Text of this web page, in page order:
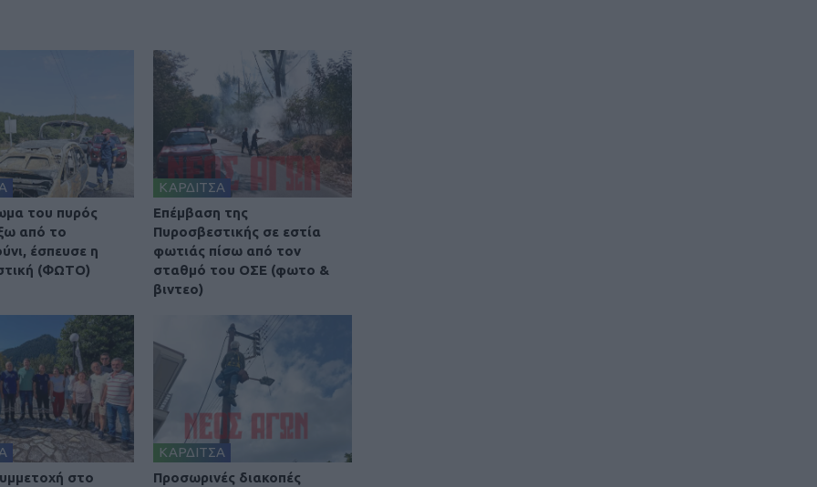
του πυρός
από το
έσπευσε η
(ΦΩΤΟ)
ΚΑΡΔΙΤΣΑ
Επέμβαση της
Πυροσβεστικής σε εστία
φωτιάς πίσω από τον
σταθμό του ΟΣΕ (φωτο &
βιντεο)
στο
ΚΑΡΔΙΤΣΑ
Προσωρινές διακοπές